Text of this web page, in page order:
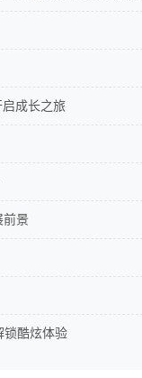
启成长之旅
前景
锁酷炫体验